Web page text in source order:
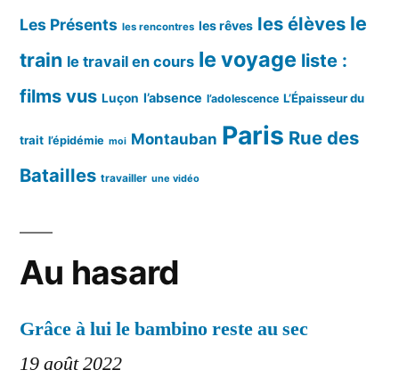
Les Présents les rencontres les rêves les élèves le
train le travail en cours le voyage liste :
films vus Luçon l’absence l’adolescence L’Épaisseur du
trait l’épidémie moi Montauban Paris Rue des
Batailles travailler une vidéo
Au hasard
Grâce à lui le bambino reste au sec
19 août 2022